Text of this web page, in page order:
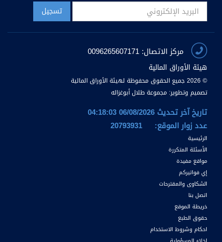
مركز الاتصال: 0096265607171
هيئة الأوراق المالية
© 2026 جميع الحقوق محفوظة لهيئة الأوراق المالية
تصميم وتطوير: مجموعة طلال أبوغزاله
تاريخ آخر تحديث 06/08/2026 04:18:03
عدد زوار الموقع:
الرئيسية
الأسئلة المتكررة
مواقع مفيدة
إي فواتيركم
الشكاوى والمقترحات
اتصل بنا
خريطة الموقع
حقوق الطبع
احكام وشروط الاستخدام